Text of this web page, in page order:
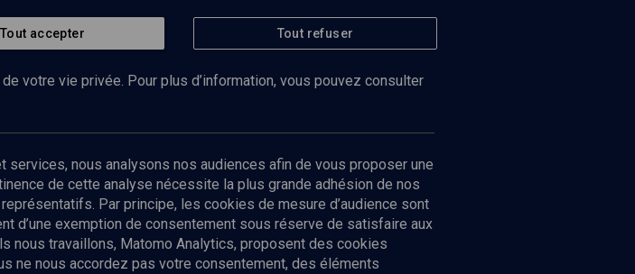
newsletter
Envoyer
Tout accepter Tout refuser
votre vie privée. Pour plus d’information, vous pouvez consulter
services, nous analysons nos audiences afin de vous proposer une
de cette analyse nécessite la plus grande adhésion de nos
Par principe, les cookies de mesure d’audience sont
d’une exemption de consentement sous réserve de satisfaire aux
nous travaillons, Matomo Analytics, proposent des cookies
ne nous accordez pas votre consentement, des éléments